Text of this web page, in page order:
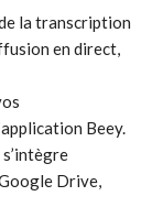
la transcription
en direct,
Beey.
Drive,